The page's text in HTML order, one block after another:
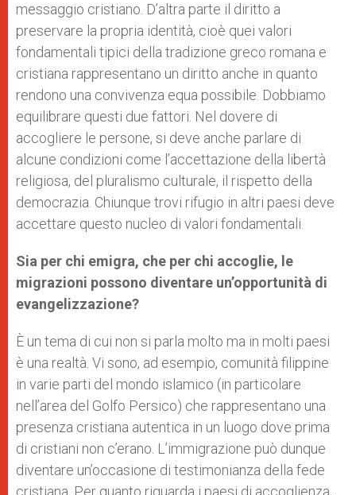
messaggio cristiano. D’altra parte il diritto a
preservare la propria identità, cioè quei valori
fondamentali tipici della tradizione greco romana e
cristiana rappresentano un diritto anche in quanto
rendono una convivenza equa possibile. Dobbiamo
equilibrare questi due fattori. Nel dovere di
accogliere le persone, si deve anche parlare di
alcune condizioni come l’accettazione della libertà
religiosa, del pluralismo culturale, il rispetto della
democrazia. Chiunque trovi rifugio in altri paesi deve
accettare questo nucleo di valori fondamentali.
Sia per chi emigra, che per chi accoglie, le
migrazioni possono diventare un’opportunità di
evangelizzazione?
È un tema di cui non si parla molto ma in molti paesi
è una realtà. Vi sono, ad esempio, comunità filippine
in varie parti del mondo islamico (in particolare
nell’area del Golfo Persico) che rappresentano una
presenza cristiana autentica in un luogo dove prima
di cristiani non c’erano. L’immigrazione può dunque
diventare un’occasione di testimonianza della fede
cristiana. Per quanto riguarda i paesi di accoglienza,